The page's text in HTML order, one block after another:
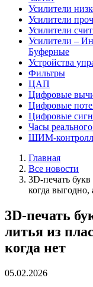
Усилители
Усилители
Усилители
Усилители –
Буферные
Устройства
Фильтры
ЦАП
Цифровые
Цифровые
Цифровые
Часы
ШИМ-
Главная
Все новости
3D-печать
когда выгодно,
3D-печать
литья из
когда нет
05.02.2026